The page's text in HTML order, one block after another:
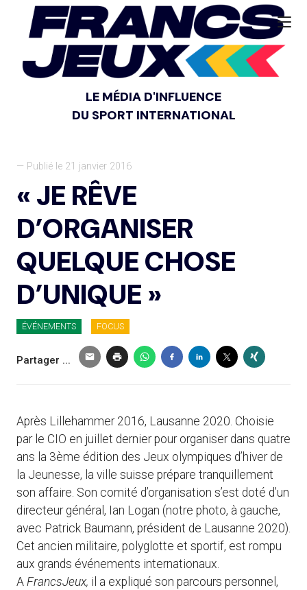
LE MÉDIA D'INFLUENCE
DU SPORT INTERNATIONAL
— Publié le 21 janvier 2016
« JE RÊVE
D’ORGANISER
QUELQUE CHOSE
D’UNIQUE »
ÉVÉNEMENTS FOCUS
Partager ...
Après Lillehammer 2016, Lausanne 2020. Choisie
par le CIO en juillet dernier pour organiser dans quatre
ans la 3ème édition des Jeux olympiques d’hiver de
la Jeunesse, la ville suisse prépare tranquillement
son affaire. Son comité d’organisation s’est doté d’un
directeur général, Ian Logan (notre photo, à gauche,
avec Patrick Baumann, président de Lausanne 2020).
Cet ancien militaire, polyglotte et sportif, est rompu
aux grands événements internationaux.
A FrancsJeux, il a expliqué son parcours personnel,